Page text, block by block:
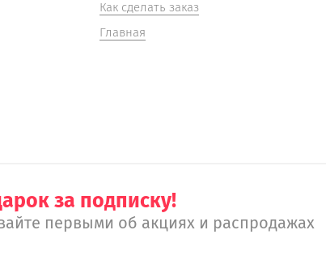
Как сделать заказ
Главная
за подписку!
первыми об акциях и распродажах